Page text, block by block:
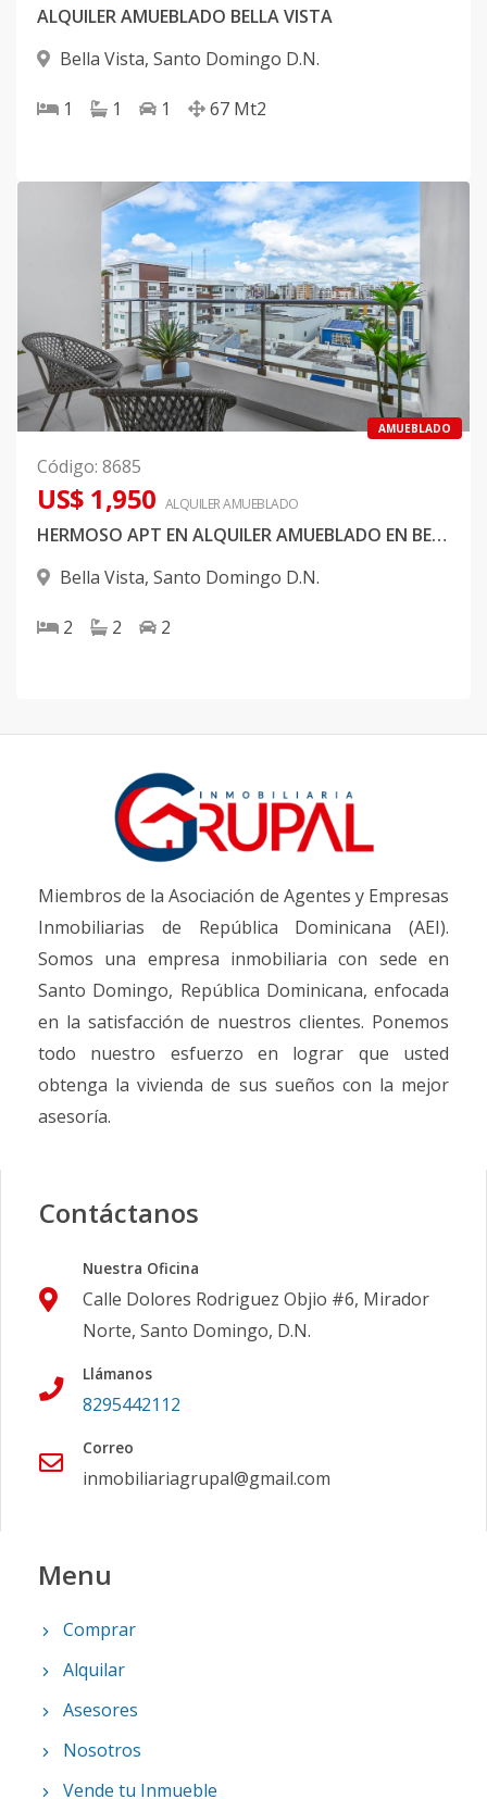
ALQUILER AMUEBLADO BELLA VISTA
Bella Vista, Santo Domingo D.N.
1 1 1 67 Mt2
AMUEBLADO
Código: 8685
US$ 1,950 ALQUILERAMUEBLADO
HERMOSO APT EN ALQUILER AMUEBLADO EN BELLA VISTA
Bella Vista, Santo Domingo D.N.
2 2 2
Miembros de la Asociación de Agentes y Empresas
Inmobiliarias de República Dominicana (AEI).
Somos una empresa inmobiliaria con sede en
Santo Domingo, República Dominicana, enfocada
en la satisfacción de nuestros clientes. Ponemos
todo nuestro esfuerzo en lograr que usted
obtenga la vivienda de sus sueños con la mejor
asesoría.
Contáctanos
Nuestra Oficina
Calle Dolores Rodriguez Objio #6, Mirador
Norte, Santo Domingo, D.N.
Llámanos
8295442112
Correo
inmobiliariagrupal@gmail.com
Menu
Comprar
Alquilar
Asesores
Nosotros
Vende tu Inmueble